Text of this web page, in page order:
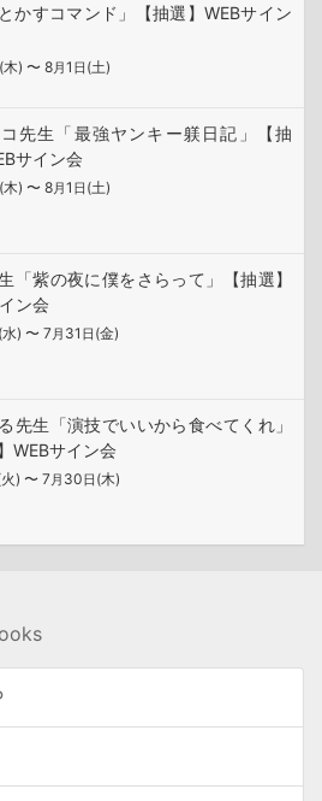
かすコマンド」【抽選】WEBサイン
(木) 〜 8月1 日 (土)
先生「最強ヤンキー躾日記」【抽
サイン会
(木) 〜 8月1 日 (土)
「紫の夜に僕をさらって」【抽選】
ン会
(水) 〜 7 月 31 日 (金)
先生「演技でいいから食べてくれ」
WEBサイン会
) 〜 7 月 30日 (木)